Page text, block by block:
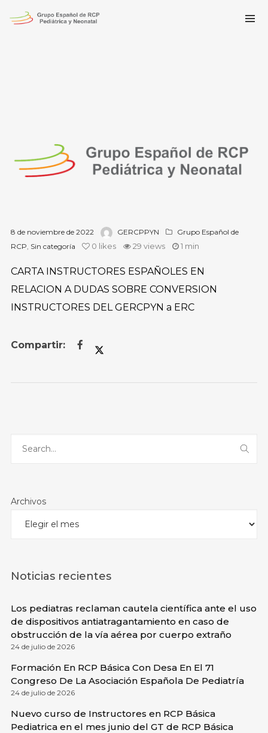
8 de noviembre de 2022 GERCPPYN
Grupo Español de
RCP Sin categoría 0 likes 29 views 1 min
CARTA INSTRUCTORES ESPAÑOLES EN
RELACION A DUDAS SOBRE CONVERSION
INSTRUCTORES DEL GERCPYN a ERC
Archivos
Noticias recientes
Los pediatras reclaman cautela científica ante el uso
de dispositivos antiatragantamiento en caso de
obstrucción de la vía aérea por cuerpo extraño
24 de julio de 2026
Formación En RCP Básica Con Desa En El 71
Congreso De La Asociación Española De Pediatría
24 de julio de 2026
Nuevo curso de Instructores en RCP Básica
Pediatrica en el mes junio del GT de RCP Básica